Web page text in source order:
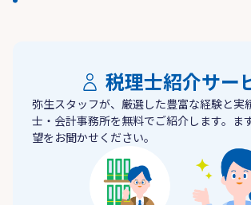
税理士紹介サー
弥生スタッフが、厳選した豊富な経験と実
士・会計事務所を無料でご紹介します。ま
望をお聞かせください。